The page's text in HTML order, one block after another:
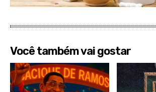
Você também vai gostar